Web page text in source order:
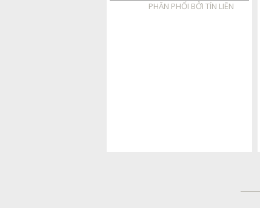
PHÂN PHỐI BỞI TÍN LIÊN